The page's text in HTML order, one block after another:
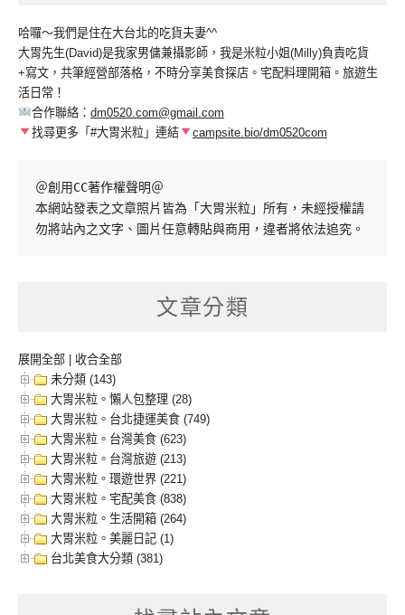
哈囉～我們是住在大台北的吃貨夫妻^^
大胃先生(David)是我家男傭兼攝影師，我是米粒小姐(Milly)負責吃貨
+寫文，共筆經營部落格，不時分享美食探店。宅配料理開箱。旅遊生
活日常！
合作聯絡： dm0520.com@gmail.com
找尋更多「#大胃米粒」連結
campsite.bio/dm0520com
＠創用CC著作權聲明＠
本網站發表之文章照片皆為「大胃米粒」所有，未經授權請
勿將站內之文字、圖片任意轉貼與商用，違者將依法追究。
文章分類
展開全部 | 收合全部
未分類 (143)
大胃米粒。懶人包整理 (28)
大胃米粒。台北捷運美食 (749)
大胃米粒。台灣美食 (623)
大胃米粒。台灣旅遊 (213)
大胃米粒。環遊世界 (221)
大胃米粒。宅配美食 (838)
大胃米粒。生活開箱 (264)
大胃米粒。美麗日記 (1)
台北美食大分類 (381)